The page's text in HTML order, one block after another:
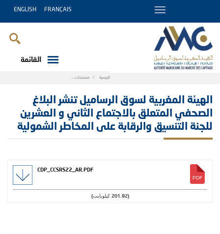
FRANÇAIS
ENGLISH
القائمة
الرئيسية مستجدات الهيئة المغربية لسوق الرساميل تنشر البلاغ
الهيئة المغربية لسوق الرساميل تنشر البلاغ
الصحفي المتعلق بالاجتماع الثاني و العشرين
للجنة التنسيق والرقابة على المخاطر الشمولية
CDP_CCSRS22_AR.PDF
(201.82 كيلوبايت)